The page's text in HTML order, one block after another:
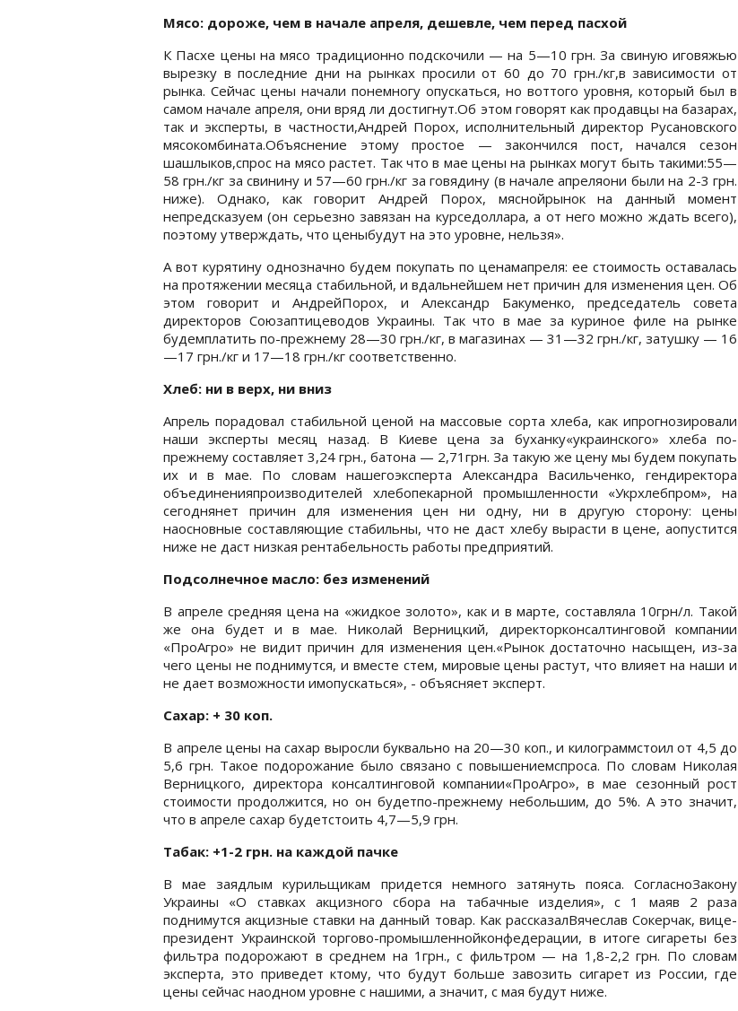
Мясо: дороже, чем в начале апреля, дешевле, чем перед пасхой
К Пасхе цены на мясо традиционно подскочили — на 5—10 грн. За свиную иговяжью
вырезку в последние дни на рынках просили от 60 до 70 грн./кг,в зависимости от
рынка. Сейчас цены начали понемногу опускаться, но воттого уровня, который был в
самом начале апреля, они вряд ли достигнут.Об этом говорят как продавцы на базарах,
так и эксперты, в частности,Андрей Порох, исполнительный директор Русановского
мясокомбината.Объяснение этому простое — закончился пост, начался сезон
шашлыков,спрос на мясо растет. Так что в мае цены на рынках могут быть такими:55—
58 грн./кг за свинину и 57—60 грн./кг за говядину (в начале апреляони были на 2-3 грн.
ниже). Однако, как говорит Андрей Порох, мяснойрынок на данный момент
непредсказуем (он серьезно завязан на курседоллара, а от него можно ждать всего),
поэтому утверждать, что ценыбудут на это уровне, нельзя».
А вот курятину однозначно будем покупать по ценамапреля: ее стоимость оставалась
на протяжении месяца стабильной, и вдальнейшем нет причин для изменения цен. Об
этом говорит и АндрейПорох, и Александр Бакуменко, председатель совета
директоров Союзаптицеводов Украины. Так что в мае за куриное филе на рынке
будемплатить по-прежнему 28—30 грн./кг, в магазинах — 31—32 грн./кг, затушку — 16
—17 грн./кг и 17—18 грн./кг соответственно.
Хлеб: ни в верх, ни вниз
Апрель порадовал стабильной ценой на массовые сорта хлеба, как ипрогнозировали
наши эксперты месяц назад. В Киеве цена за буханку«украинского» хлеба по-
прежнему составляет 3,24 грн., батона — 2,71грн. За такую же цену мы будем покупать
их и в мае. По словам нашегоэксперта Александра Васильченко, гендиректора
объединенияпроизводителей хлебопекарной промышленности «Укрхлебпром», на
сегоднянет причин для изменения цен ни одну, ни в другую сторону: цены
наосновные составляющие стабильны, что не даст хлебу вырасти в цене, аопустится
ниже не даст низкая рентабельность работы предприятий.
Подсолнечное масло: без изменений
В апреле средняя цена на «жидкое золото», как и в марте, составляла 10грн/л. Такой
же она будет и в мае. Николай Верницкий, директорконсалтинговой компании
«ПроАгро» не видит причин для изменения цен.«Рынок достаточно насыщен, из-за
чего цены не поднимутся, и вместе стем, мировые цены растут, что влияет на наши и
не дает возможности имопускаться», - объясняет эксперт.
Сахар: + 30 коп.
В апреле цены на сахар выросли буквально на 20—30 коп., и килограммстоил от 4,5 до
5,6 грн. Такое подорожание было связано с повышениемспроса. По словам Николая
Верницкого, директора консалтинговой компании«ПроАгро», в мае сезонный рост
стоимости продолжится, но он будетпо-прежнему небольшим, до 5%. А это значит,
что в апреле сахар будетстоить 4,7—5,9 грн.
Табак: +1-2 грн. на каждой пачке
В мае заядлым курильщикам придется немного затянуть пояса. СогласноЗакону
Украины «О ставках акцизного сбора на табачные изделия», с 1 маяв 2 раза
поднимутся акцизные ставки на данный товар. Как рассказалВячеслав Сокерчак, вице-
президент Украинской торгово-промышленнойконфедерации, в итоге сигареты без
фильтра подорожают в среднем на 1грн., с фильтром — на 1,8-2,2 грн. По словам
эксперта, это приведет ктому, что будут больше завозить сигарет из России, где
цены сейчас наодном уровне с нашими, а значит, с мая будут ниже.